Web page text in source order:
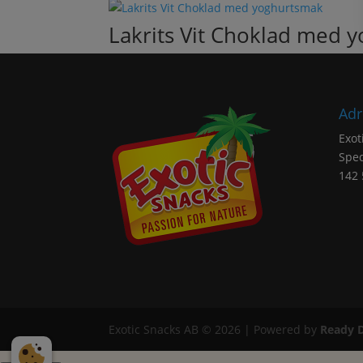
Lakrits Vit Choklad med
142
Exotic Snacks AB © 2026 | Powered by Ready